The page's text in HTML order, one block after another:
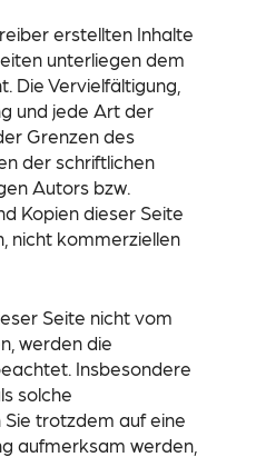
erstellten Inhalte
unterliegen dem
Die Vervielfältigung,
und jede Art der
Grenzen des
der schriftlichen
Autors bzw.
Kopien dieser Seite
nicht kommerziellen
Seite nicht vom
werden die
Insbesondere
solche
trotzdem auf eine
aufmerksam werden,